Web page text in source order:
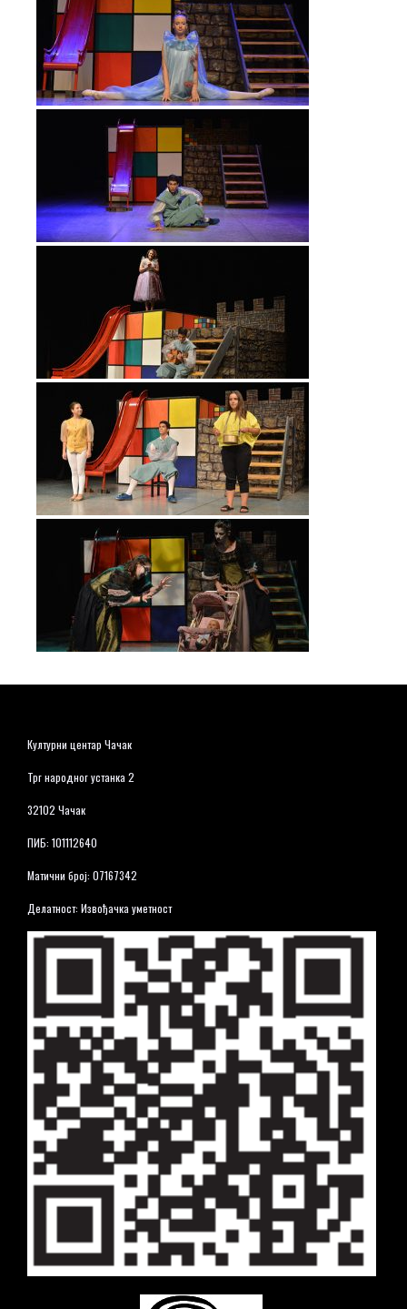
Културни центар Чачак
Трг народног устанка 2
32102 Чачак
ПИБ: 101112640
Матични број: 07167342
Делатност: Извођачка уметност